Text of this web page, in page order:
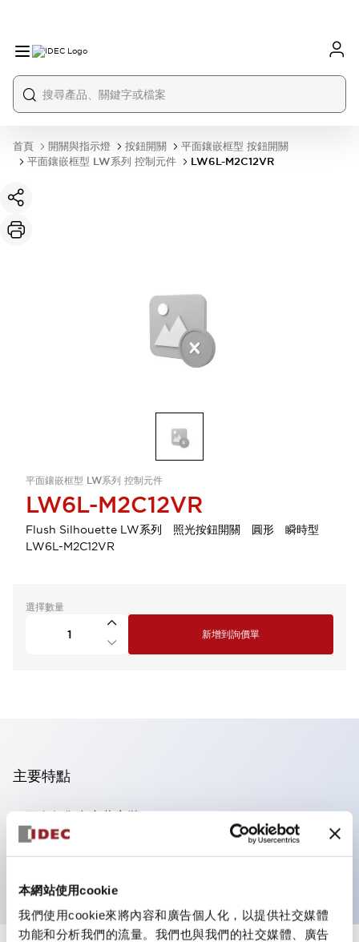
本網站使用cookie
我們使用cookie來將內容和廣告個人化，以提供社交媒體
功能和分析我們的流量。我們也與我們的社交媒體、廣告
首頁 開關與指示燈 按鈕開關
平面鑲嵌框型 按鈕開關
平面鑲嵌框型 LW系列 控制元件
LW6L-M2C12VR
平面鑲嵌框型 LW系列 控制元件
LW6L-M2C12VR
Flush Silhouette LW系列 照光按鈕開關 圓形 瞬時型
LW6L-M2C12VR
選擇數量
新增到詢價單
主要特點
可進行集合密著安裝
附鎖選擇開關採用高安全性的彈子鎖結構